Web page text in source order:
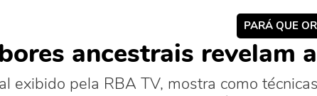
PARÁ QUE
ancestrais revelam
exibido pela RBA TV, mostra como